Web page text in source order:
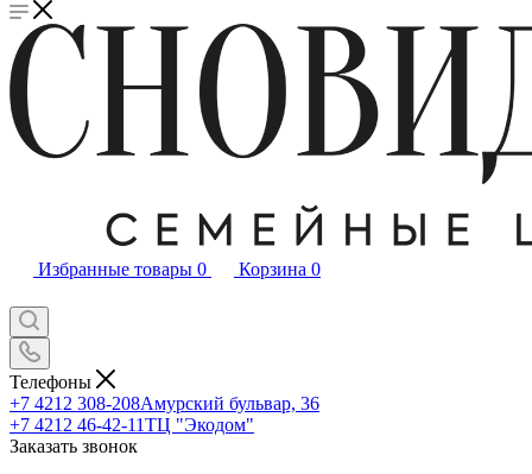
Избранные товары 0 Корзина 0
Телефоны
+7 4212 308-208Амурский бульвар, 36
+7 4212 46-42-11ТЦ "Экодом"
Заказать звонок